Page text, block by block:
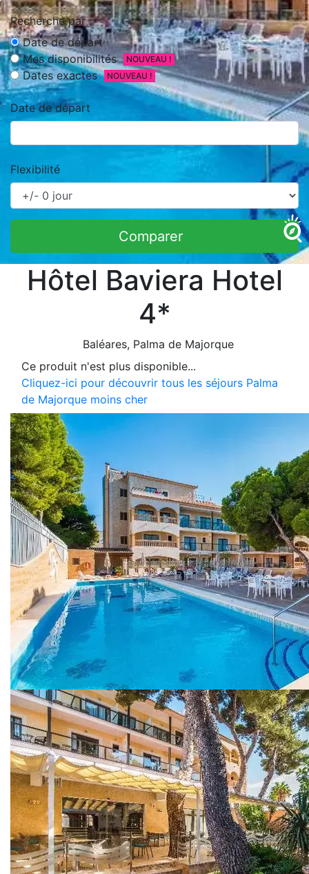
Recherche par :
Date de départ
Mes disponibilités
NOUVEAU !
Dates exactes NOUVEAU !
Date de départ
Flexibilité
Comparer
Hôtel Baviera Hotel
4*
Baléares, Palma de Majorque
Ce produit n'est plus disponible...
Cliquez-ici pour découvrir tous les séjours Palma
de Majorque moins cher